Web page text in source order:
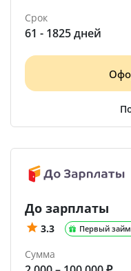
Срок
61 - 1825 дней
До зарплаты
3.3 Первый займ
Сумма